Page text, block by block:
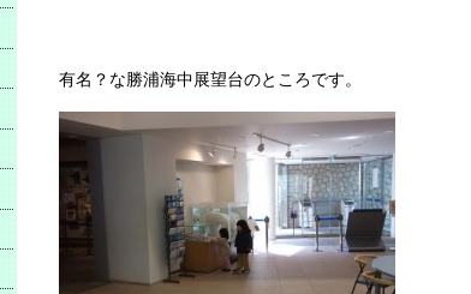
有名？な勝浦海中展望台のところです。